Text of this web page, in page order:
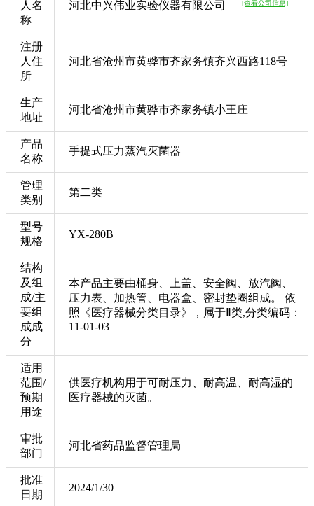
人名
称
河北中兴伟业实验仪器有限公司 [查看公司信息]
注册
人住
所
河北省沧州市黄骅市齐家务镇齐兴西路118号
生产
地址
河北省沧州市黄骅市齐家务镇小王庄
产品
名称
手提式压力蒸汽灭菌器
管理
类别
第二类
型号
规格
YX-280B
结构
及组
成/主
要组
成成
分
本产品主要由桶身、上盖、安全阀、放汽阀、
压力表、加热管、电器盒、密封垫圈组成。 依
照《医疗器械分类目录》，属于Ⅱ类,分类编码：
11-01-03
适用
范围/
预期
用途
供医疗机构用于可耐压力、耐高温、耐高湿的
医疗器械的灭菌。
审批
部门
河北省药品监督管理局
批准
日期
2024/1/30